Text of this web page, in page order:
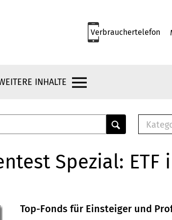
Verbrauchertelefon
INHALTE
Spezial: ETF
Top-Fonds für Einsteiger und